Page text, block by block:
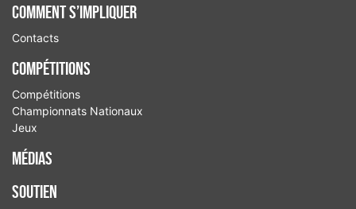
Comment S’Impliquer
Contacts
Compétitions
Compétitions
Championnats Nationaux
Jeux
Médias
Soutien